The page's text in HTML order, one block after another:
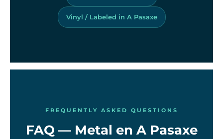
Vinyl / Labeled in A Pasaxe
FREQUENTLY ASKED QUESTIONS
FAQ — Metal en A Pasaxe